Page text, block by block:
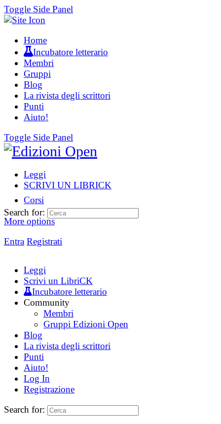
Toggle Side Panel
Home
Incubatore letterario
Membri
Gruppi
Blog
La rivista degli scrittori
Punti
Aiuto!
Toggle Side Panel
Leggi
SCRIVI UN LIBRICK
Corsi
More options
Entra Registrati
Search for:
Leggi
Scrivi un LibriCK
Incubatore letterario
Community
Membri
Gruppi Edizioni Open
Blog
La rivista degli scrittori
Punti
Aiuto!
Log In
Registrazione
Search for: